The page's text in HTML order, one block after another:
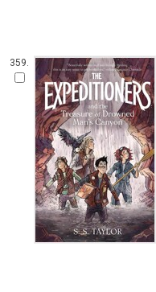
359.